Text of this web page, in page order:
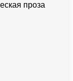
проза